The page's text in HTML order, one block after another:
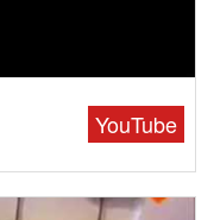
YouTube